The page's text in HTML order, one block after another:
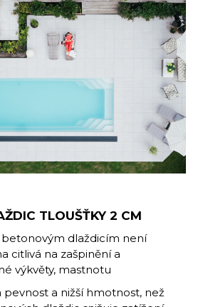
TLOUŠŤKY 2 CM
dlaždicím není
citlivá na zašpinění a
výkvěty, mastnotu
pevnost a nižší hmotnost, než